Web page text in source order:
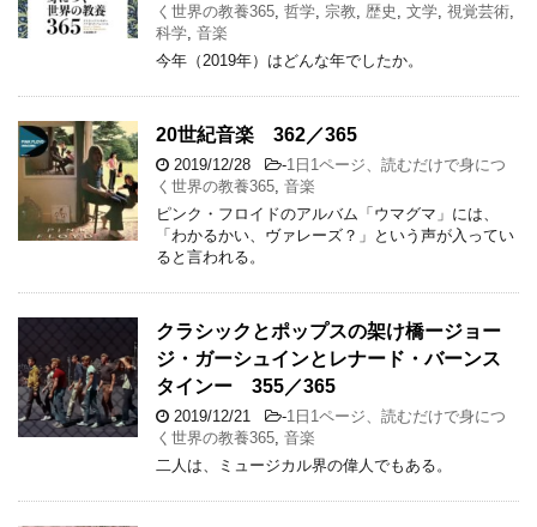
く世界の教養365 哲学 宗教 歴史 文学 視覚芸術
科学 音楽
今年（2019年）はどんな年でしたか。
20世紀音楽 362／365
2019/12/28 -1日1ページ、読むだけで身につ
く世界の教養365 音楽
ピンク・フロイドのアルバム「ウマグマ」には、
「わかるかい、ヴァレーズ？」という声が入ってい
ると言われる。
クラシックとポップスの架け橋ージョー
ジ・ガーシュインとレナード・バーンス
タインー 355／365
2019/12/21 -1日1ページ、読むだけで身につ
く世界の教養365 音楽
二人は、ミュージカル界の偉人でもある。